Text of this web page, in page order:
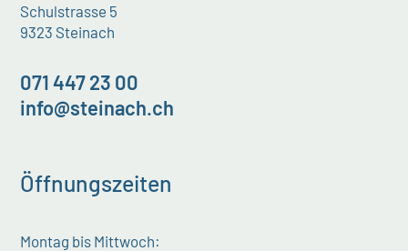
Schulstrasse 5
9323 Steinach
071 447 23 00
info@steinach.ch
Öffnungszeiten
Montag bis Mittwoch: